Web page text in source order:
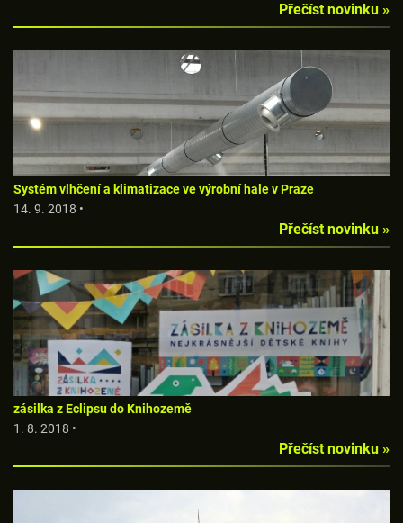
Přečíst novinku »
Systém vlhčení a klimatizace ve výrobní hale v Praze
14. 9. 2018 •
Přečíst novinku »
zásilka z Eclipsu do Knihozemě
1. 8. 2018 •
Přečíst novinku »